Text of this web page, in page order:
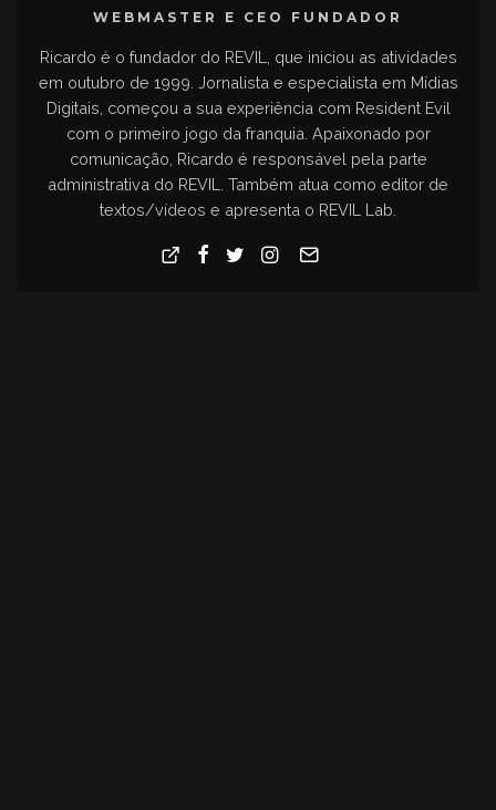
WEBMASTER E CEO FUNDADOR
Ricardo é o fundador do REVIL, que iniciou as atividades
em outubro de 1999. Jornalista e especialista em Mídias
Digitais, começou a sua experiência com Resident Evil
com o primeiro jogo da franquia. Apaixonado por
comunicação, Ricardo é responsável pela parte
administrativa do REVIL. Também atua como editor de
textos/vídeos e apresenta o REVIL Lab.